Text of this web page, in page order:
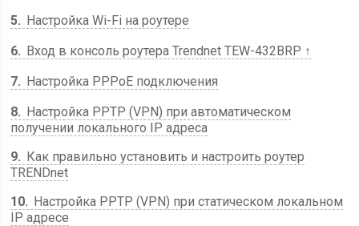
5
Настройка Wi-Fi на роутере
6
Вход в консоль роутера Trendnet TEW-432BRP ↑
7
Настройка PPPoE подключения
8
Настройка PPTP (VPN) при автоматическом
получении локального IP адреса
9
Как правильно установить и настроить роутер
TRENDnet
10
Настройка PPTP (VPN) при статическом локальном
IP адресе